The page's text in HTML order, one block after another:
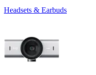
Headsets & Earbuds